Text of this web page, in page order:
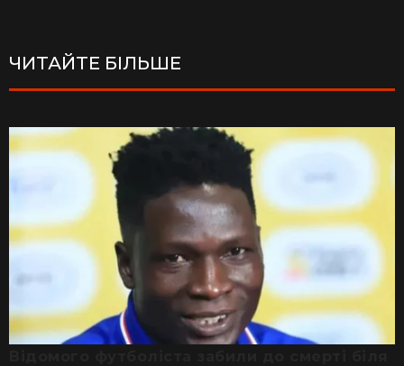
ЧИТАЙТЕ БІЛЬШЕ